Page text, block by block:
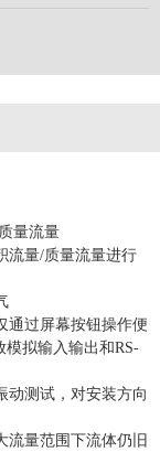
质量流量
流量/质量流量进行
通过屏幕按钮操作便
模拟输入输出和RS-
动测试，对安装方向
流量范围下流体仍旧